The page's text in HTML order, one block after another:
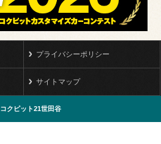
プライバシーポリシー
サイトマップ
コクピット21世田谷